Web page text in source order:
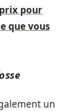
pour
que vous
un